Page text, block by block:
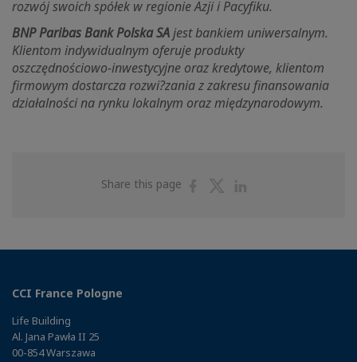
rozwój swoich spółek w regionie Azji i Pacyfiku.
BNP Paribas Bank Polska SAjest bankiem uniwersalnym.
Klientom indywidualnym oferuje produkty
oszczędnościowo-inwestycyjne oraz kredytowe, klientom
firmowym dostarcza rozwi?zania z zakresu finansowania
działalności na rynku lokalnym oraz międzynarodowym.
Share this page
ShareShare
CCI France Pologne
Life Building
Al. Jana Pawła II 25
00-854 Warszawa